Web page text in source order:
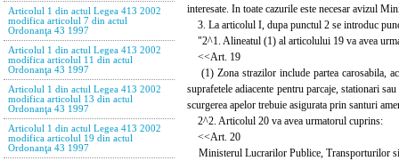
Articolul 1 din actul Legea 413 2002
modifica articolul 7 din actul
Ordonanţa 43 1997
Articolul 1 din actul Legea 413 2002
modifica articolul 11 din actul
Ordonanţa 43 1997
Articolul 1 din actul Legea 413 2002
modifica articolul 13 din actul
Ordonanţa 43 1997
Articolul 1 din actul Legea 413 2002
modifica articolul 19 din actul
Ordonanţa 43 1997
interesate. In toate cazurile este necesar avizul
3. La articolul I, dupa punctul 2 se introduc
"2^1. Alineatul (1) al articolului 19 va avea
<<Art. 19
(1) Zona strazilor include partea carosabila,
suprafetele adiacente pentru parcaje, stationari
scurgerea apelor trebuie asigurata prin santuri
2^2. Articolul 20 va avea urmatorul cuprins:
<<Art. 20
Ministerul Lucrarilor Publice, Transporturilor si